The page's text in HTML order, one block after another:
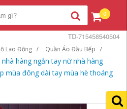
0
Lao Động Quần Áo Đầu Bếp
hàng ngắn tay nữ nhà hàng
mùa đông dài tay mùa hè thoáng
TD-715458540504